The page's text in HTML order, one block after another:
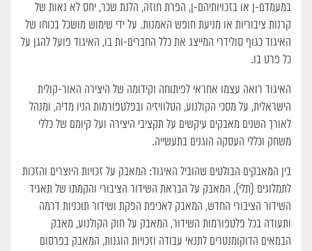
במעמדם-ן או בזכויותיהם-ן, הפרת חוזה, הלנת שכר, יחס לא נאות של
קרנות ציבוריות או מניעת חופש האמנות. על ידי שימוש מושכל בכוחו של
האיגוד כגוף סולידרי המייצג את כלל החברים-ות בו, האיגוד פועל להגן על
כל פרט בו.
האיגוד רואה עצמו אחראי לפיתוחה וקידומה של היצירה האור-קולית
הישראלית, על מסכי הקולנוע, הטלוויזיה ובפלטפורמות הניו מדיה, ומנהל
לאורך השנים מאבקים עיקשים על תקציבי היצירה ועל קיומם של כללי
משחק וכללי העסקה הוגנים בתעשייה.
בין המאבקים הבולטים שהוביל האיגוד: המאבק על זכויות היוצרים והזכות
לתמלוגים (תלי), המאבק על הבראת השידור הציבורי והקמתו של תאגיד
השידור הציבורי החדש, המאבק לאכיפת הפקת ושידור תוכניות דרמה
ותעודה בכל פלטפורמות השידור, המאבק על חוק הקולנוע, מאבק
הבמאים הדוקומנטרים לתנאי עבודה וזכויות הוגנות, המאבק בפרסום